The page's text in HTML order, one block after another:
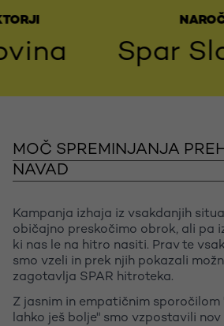
NAROČNIK
Spar
MOČ SPREMINJANJA
NAVAD
Kampanja izhaja iz vsakdanjih
običajno preskočimo obrok, ali pa
ki nas le na hitro nasiti. Prav te
smo vzeli in prek njih pokazali
zagotavlja SPAR hitroteka.
Z jasnim in empatičnim sporočilom
lahko ješ bolje" smo vzpostavili